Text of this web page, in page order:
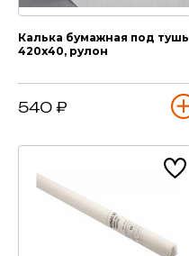
Калька бумажная под тушь
420х40, рулон
540 ₽